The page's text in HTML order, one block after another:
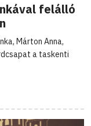
felálló
Márton Anna,
a taskenti